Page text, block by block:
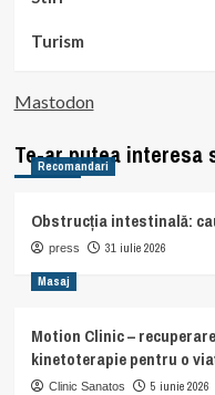
Turism
Mastodon
Te-ar putea interesa
Recomandari
Obstrucția intestinală:
press 31 iulie 2026
Masaj
Motion Clinic –
kinetoterapie pentru o
Clinic Sanatos 5 iunie 2026